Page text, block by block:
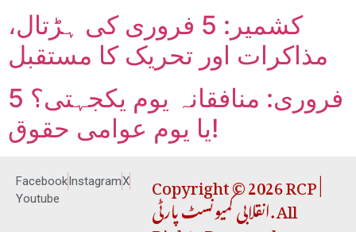
کشمیر: 5 فروری کی ہڑتال،
مذاکرات اور تحریک کا مستقبل
5 فروری: منافقانہ یوم یکجہتی؟
یا یوم عوامی حقوق!
FacebookInstagramX
Youtube
Copyright © 2026 RCP |
انقلابی کمیونسٹ پارٹی. All